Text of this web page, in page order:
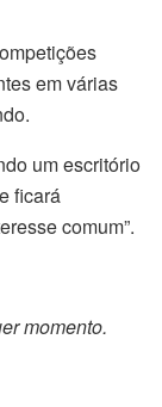
em várias
um escritório
ficará
comum”.
momento.